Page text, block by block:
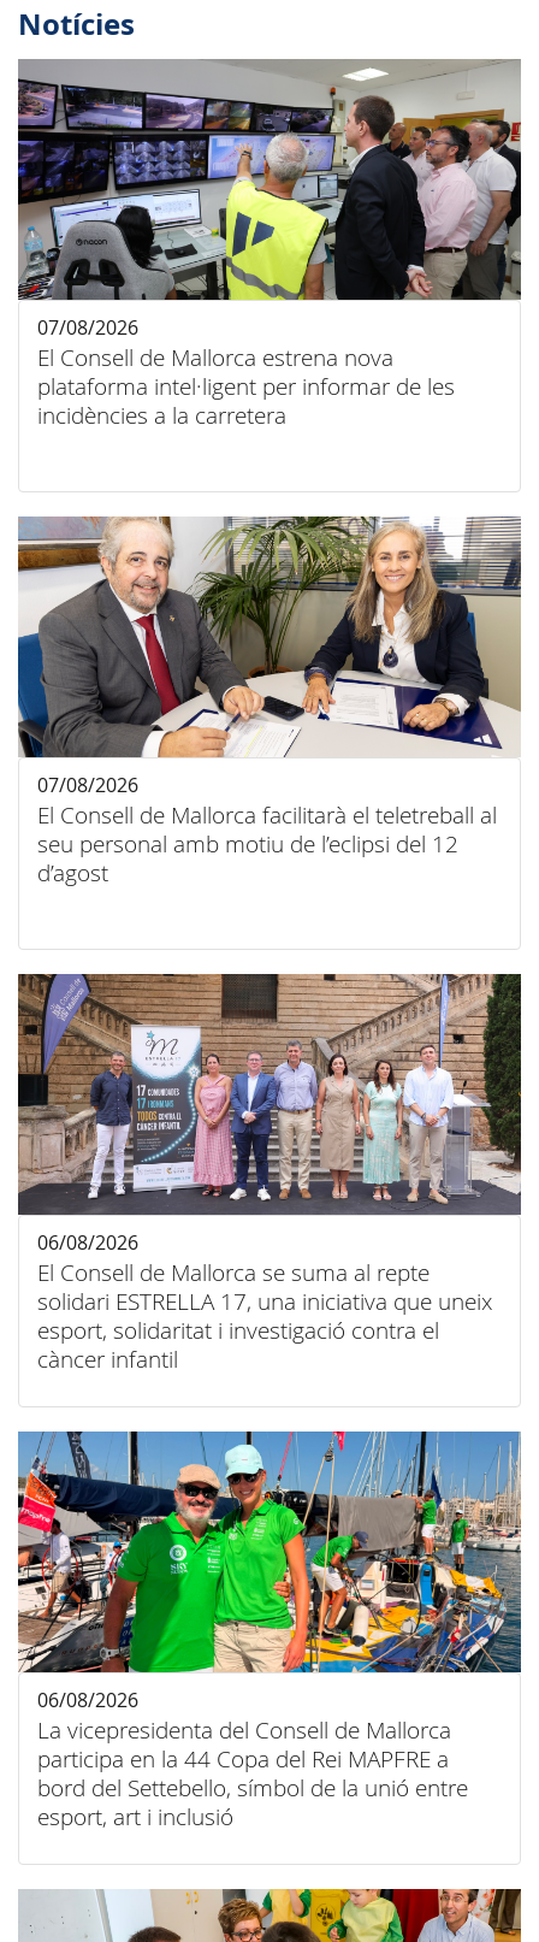
Notícies
El Consell de Mallorca estrena nova
plataforma intel·ligent per informar de les
incidències a la carretera
07/08/2026
El Consell de Mallorca facilitarà el teletreball al
seu personal amb motiu de l’eclipsi del 12
d’agost
07/08/2026
El Consell de Mallorca se suma al repte
solidari ESTRELLA 17, una iniciativa que uneix
esport, solidaritat i investigació contra el
càncer infantil
06/08/2026
La vicepresidenta del Consell de Mallorca
participa en la 44 Copa del Rei MAPFRE a
bord del Settebello, símbol de la unió entre
esport, art i inclusió
06/08/2026